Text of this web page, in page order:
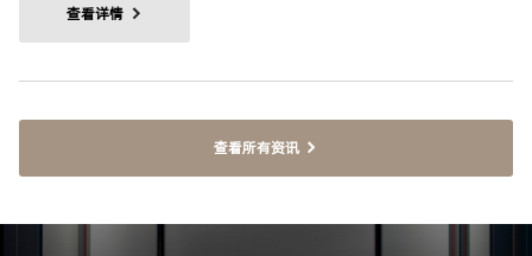
查看详情
查看所有资讯